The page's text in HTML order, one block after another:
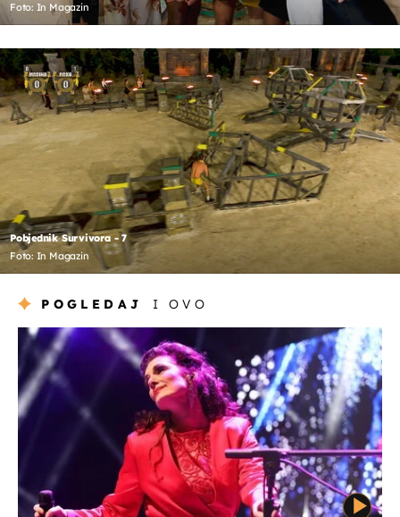
Foto: In Magazin
Pobjednik Survivora - 7
Foto: In Magazin
POGLEDAJ I OVO